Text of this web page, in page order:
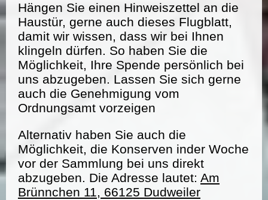
Hängen Sie einen Hinweiszettel an die
Haustür, gerne auch dieses Flugblatt,
damit wir wissen, dass wir bei Ihnen
klingeln dürfen. So haben Sie die
Möglichkeit, Ihre Spende persönlich bei
uns abzugeben. Lassen Sie sich gerne
auch die Genehmigung vom
Ordnungsamt vorzeigen
Alternativ haben Sie auch die
Möglichkeit, die Konserven inder Woche
vor der Sammlung bei uns direkt
abzugeben. Die Adresse lautet: Am
Brünnchen 11, 66125 Dudweiler